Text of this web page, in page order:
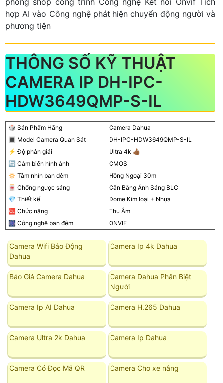
phòng shop công trình Công nghệ Kết nối Onvif Tích
hợp AI vào Công nghệ phát hiện chuyển động người và
phương tiện
THÔNG SỐ KỸ THUẬT
CAMERA IP DH-IPC-
HDW3649QMP-S-IL
🎲 Sản Phẩm Hãng
Camera Dahua
🔳 Model Camera Quan Sát
DH-IPC-HDW3649QMP-S-IL
️⚡ Độ phân giải
Ultra 4k 👍🏾
🔄 Cảm biến hình ảnh
CMOS
🔅 Tầm nhìn ban đêm
Hồng Ngoại 30m
🀄 Chống ngược sáng
Cân Bằng Ánh Sáng BLC
💎 Thiết kế
Dome Kim loại + Nhựa
🆑 Chức năng
Thu Âm
🎆 Công nghệ ban đêm
ONVIF
Camera Wifi Báo Động
Dahua
Camera Ip 4k Dahua
Báo Giá Camera Dahua
Camera Dahua Phân Biệt
Người
Camera Ip AI Dahua Camera H.265 Dahua
Camera Ultra 2k Dahua Camera Ip Dahua
Camera Có Đọc Mã QR Camera Cho xe nâng